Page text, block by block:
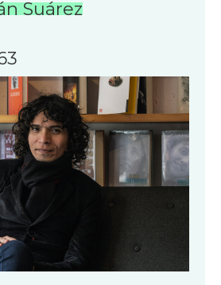
Suárez